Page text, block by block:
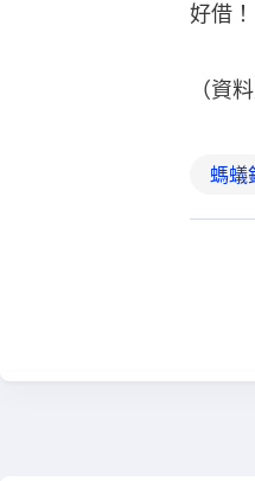
好借！
（資
螞蟻